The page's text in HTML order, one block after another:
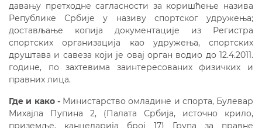
давању претходне сагласности за коришћење назива
Републике Србије у називу спортског удружења;
достављање копија документације из Регистра
спортских организација као удружења, спортских
друштава и савеза који је овај орган водио до 12.4.2011.
године, по захтевима заинтересованих физичких и
правних лица.
Где и како - Министарство омладине и спорта, Булевар
Михајла Пупина 2, (Палата Србија, источно крило,
приземље, канцеларија број 17) Група за правне